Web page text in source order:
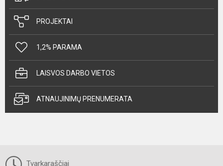
PROJEKTAI
1,2% PARAMA
LAISVOS DARBO VIETOS
ATNAUJINIMŲ PRENUMERATA
Tvarkaraščiai